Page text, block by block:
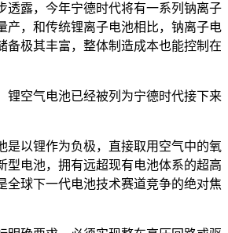
透露，今年宁德时代将有一系列钠离子
产，和传统锂离子电池相比，钠离子电
备极其丰富，整体制造成本也能控制在
锂空气电池已经被列为宁德时代接下来
是以锂作为负极，直接取用空气中的氧
型电池，拥有远超现有电池体系的超高
全球下一代电池技术赛道竞争的绝对焦